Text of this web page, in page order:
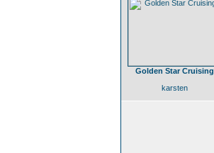
Golden Star Cruising
karsten